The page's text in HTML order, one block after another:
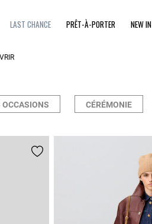
LAST CHANCE PRÊT-À-PORTER NEW IN
OCCASIONS CÉRÉMONIE